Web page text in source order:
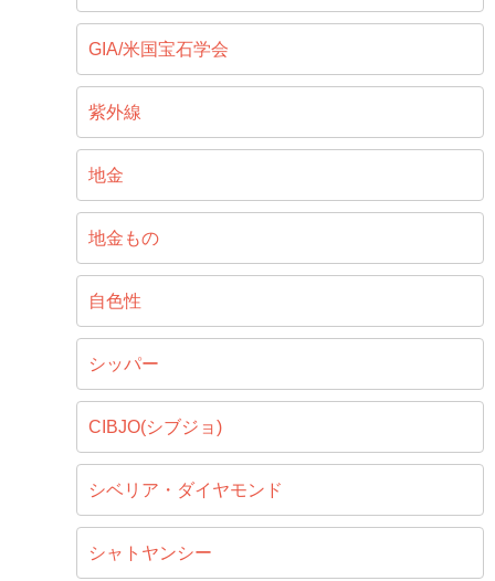
GIA/米国宝石学会
紫外線
地金
地金もの
自色性
シッパー
CIBJO(シブジョ)
シベリア・ダイヤモンド
シャトヤンシー